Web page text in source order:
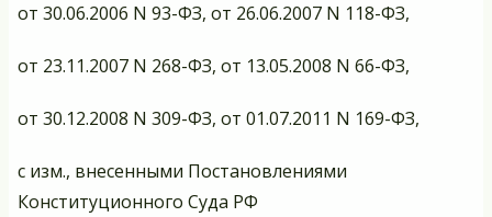
от 30.06.2006 N 93-ФЗ, от 26.06.2007 N 118-ФЗ,
от 23.11.2007 N 268-ФЗ, от 13.05.2008 N 66-ФЗ,
от 30.12.2008 N 309-ФЗ, от 01.07.2011 N 169-ФЗ,
с изм., внесенными Постановлениями
Конституционного Суда РФ